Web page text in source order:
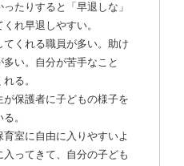
ったりすると「早退しな」
れ早退しやすい。
てくれる職員が多い。助け
多い。自分が苦手なこと
る。
が保護者に子どもの様子を
。
育室に自由に入りやすいよ
入ってきて、自分の子ども